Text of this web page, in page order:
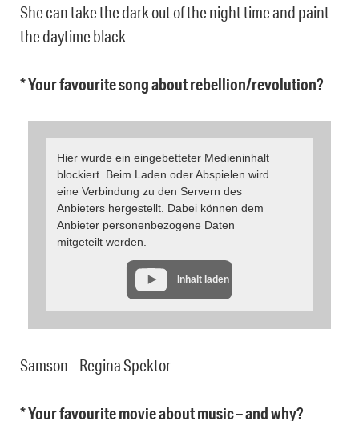
She can take the dark out of the night time and paint
the daytime black
* Your favourite song about rebellion/revolution?
Hier wurde ein eingebetteter Medieninhalt
blockiert. Beim Laden oder Abspielen wird
eine Verbindung zu den Servern des
Anbieters hergestellt. Dabei können dem
Anbieter personenbezogene Daten
mitgeteilt werden.
Inhalt laden
Samson – Regina Spektor
* Your favourite movie about music – and why?